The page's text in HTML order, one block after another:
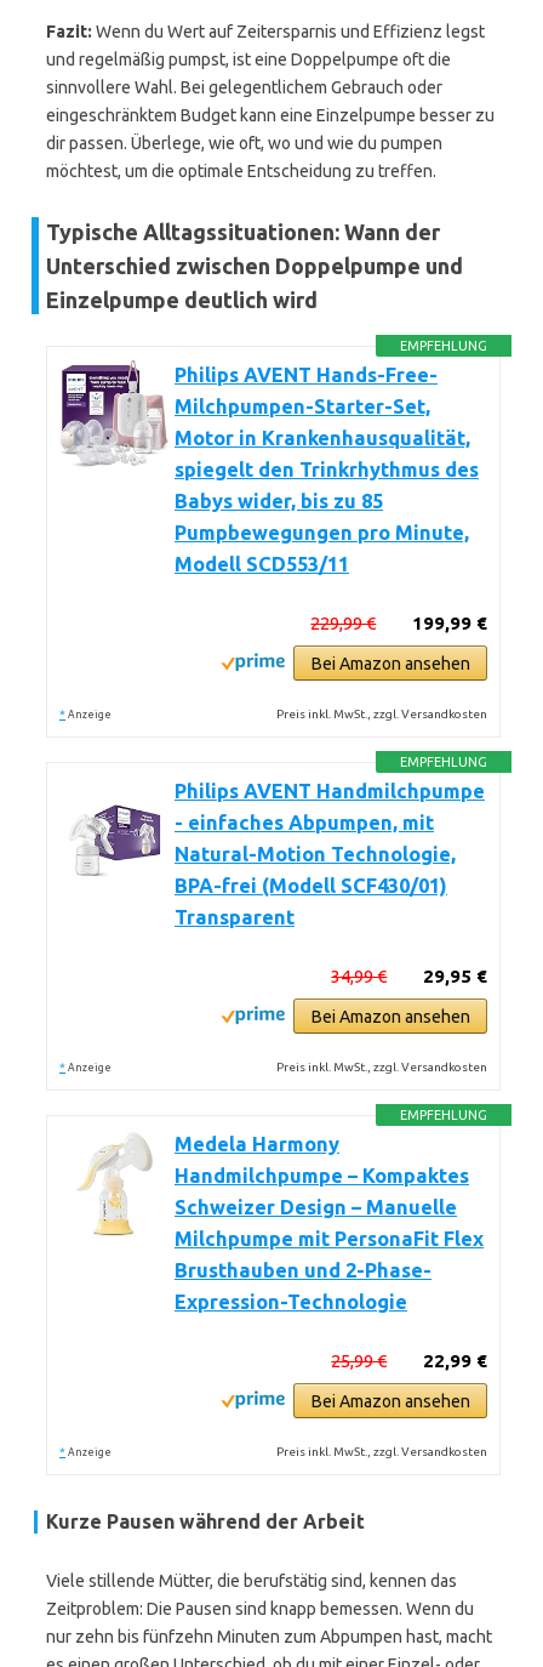
Fazit: Wenn du Wert auf Zeitersparnis und Effizienz legst
und regelmäßig pumpst, ist eine Doppelpumpe oft die
sinnvollere Wahl. Bei gelegentlichem Gebrauch oder
eingeschränktem Budget kann eine Einzelpumpe besser zu
dir passen. Überlege, wie oft, wo und wie du pumpen
möchtest, um die optimale Entscheidung zu treffen.
Typische Alltagssituationen: Wann der
Unterschied zwischen Doppelpumpe und
Einzelpumpe deutlich wird
EMPFEHLUNG
Philips AVENT Hands-Free-
Milchpumpen-Starter-Set,
Motor in Krankenhausqualität,
spiegelt den Trinkrhythmus des
Babys wider, bis zu 85
Pumpbewegungen pro Minute,
Modell SCD553/11
199,99 €
229,99 €
Bei Amazon ansehen
* Anzeige Preis inkl. MwSt., zzgl. Versandkosten
EMPFEHLUNG
Philips AVENT Handmilchpumpe
- einfaches Abpumpen, mit
Natural-Motion Technologie,
BPA-frei (Modell SCF430/01)
Transparent
29,95 €
34,99 €
Bei Amazon ansehen
* Anzeige Preis inkl. MwSt., zzgl. Versandkosten
EMPFEHLUNG
Medela Harmony
Handmilchpumpe – Kompaktes
Schweizer Design – Manuelle
Milchpumpe mit PersonaFit Flex
Brusthauben und 2-Phase-
Expression-Technologie
22,99 €
25,99 €
Bei Amazon ansehen
* Anzeige Preis inkl. MwSt., zzgl. Versandkosten
Kurze Pausen während der Arbeit
Viele stillende Mütter, die berufstätig sind, kennen das
Zeitproblem: Die Pausen sind knapp bemessen. Wenn du
nur zehn bis fünfzehn Minuten zum Abpumpen hast, macht